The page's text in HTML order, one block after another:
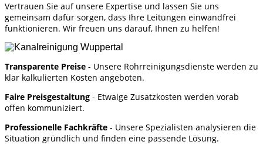
Vertrauen Sie auf unsere Expertise und lassen Sie uns
gemeinsam dafür sorgen, dass Ihre Leitungen einwandfrei
funktionieren. Wir freuen uns darauf, Ihnen zu helfen!
Transparente Preise - Unsere Rohrreinigungsdienste werden zu
klar kalkulierten Kosten angeboten.
Faire Preisgestaltung - Etwaige Zusatzkosten werden vorab
offen kommuniziert.
Professionelle Fachkräfte - Unsere Spezialisten analysieren die
Situation gründlich und finden eine passende Lösung.